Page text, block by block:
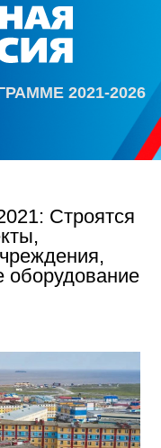
2021-2026
Строятся
оборудование